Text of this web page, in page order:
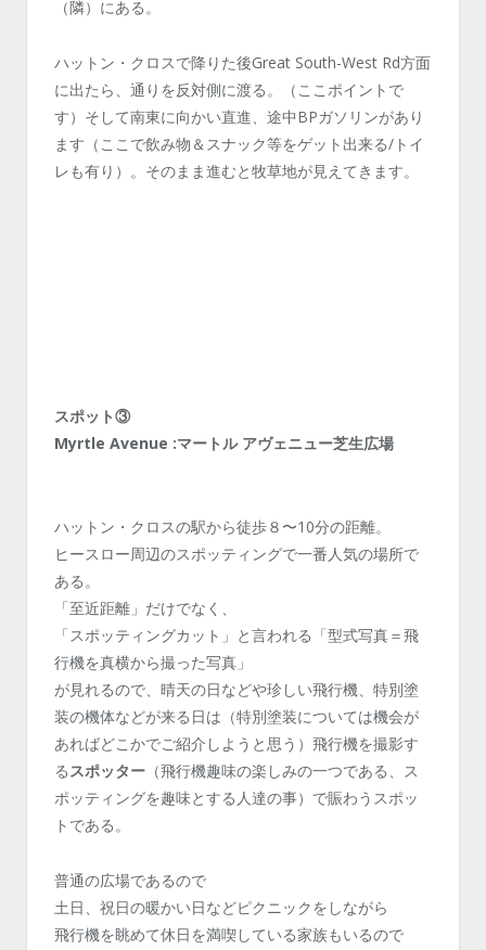
（隣）にある。
ハットン・クロスで降りた後Great South-West Rd方面
に出たら、通りを反対側に渡る。（ここポイントで
す）そして南東に向かい直進、途中BPガソリンがあり
ます（ここで飲み物＆スナック等をゲット出来る/トイ
レも有り）。そのまま進むと牧草地が見えてきます。
スポット③
Myrtle Avenue :マートル アヴェニュー芝生広場
ハットン・クロスの駅から徒歩８〜10分の距離。
ヒースロー周辺のスポッティングで一番人気の場所で
ある。
「至近距離」だけでなく、
「スポッティングカット」と言われる「型式写真＝飛
行機を真横から撮った写真」
が見れるので、晴天の日などや珍しい飛行機、特別塗
装の機体などが来る日は（特別塗装については機会が
あればどこかでご紹介しようと思う）飛行機を撮影す
るスポッター （飛行機趣味の楽しみの一つである、ス
ポッティングを趣味とする人達の事）で賑わうスポッ
トである。
普通の広場であるので
土日、祝日の暖かい日などピクニックをしながら
飛行機を眺めて休日を満喫している家族もいるので